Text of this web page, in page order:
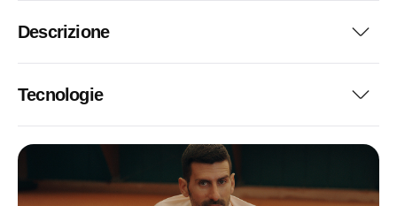
Descrizione
Tecnologie